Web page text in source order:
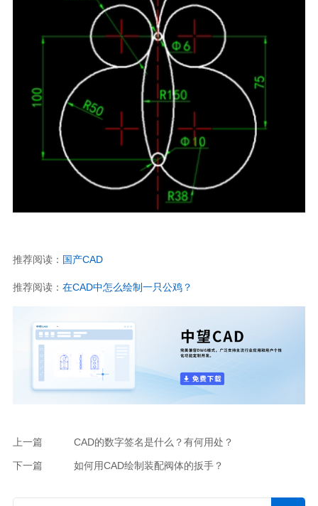
推荐阅读： 国产CAD
推荐阅读： 在CAD中怎么绘制一只公鸡？
上一篇 CAD的数字签名是什么？有何用处？
下一篇 如何用CAD绘制装配阀体的扳手？